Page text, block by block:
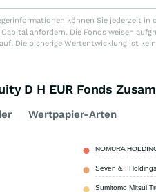
können Sie jederzeit in
anfordern. Die Fonds weisen
Die bisherige Wertentwicklung ist
D H EUR Fonds
Wertpapier-Arten
NOMURA
Seven & I
Sumitomo Mitsui